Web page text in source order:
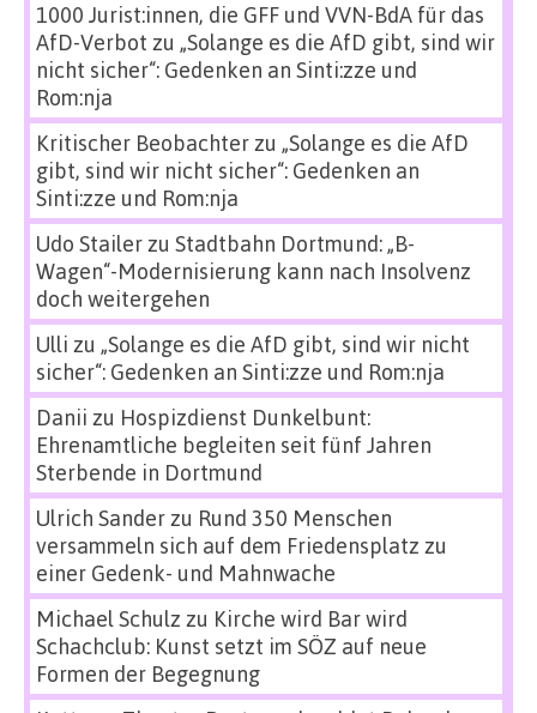
1000 Jurist:innen, die GFF und VVN-BdA für das
AfD-Verbot zu „Solange es die AfD gibt, sind wir
nicht sicher“: Gedenken an Sinti:zze und
Rom:nja
Kritischer Beobachterzu „Solange es die AfD
gibt, sind wir nicht sicher“: Gedenken an
Sinti:zze und Rom:nja
Udo Stailerzu Stadtbahn Dortmund: „B-
Wagen“-Modernisierung kann nach Insolvenz
doch weitergehen
Ulli zu „Solange es die AfD gibt, sind wir nicht
sicher“: Gedenken an Sinti:zze und Rom:nja
Danii zu Hospizdienst Dunkelbunt:
Ehrenamtliche begleiten seit fünf Jahren
Sterbende in Dortmund
Ulrich Sanderzu Rund 350 Menschen
versammeln sich auf dem Friedensplatz zu
einer Gedenk- und Mahnwache
Michael Schulz zu Kirche wird Bar wird
Schachclub: Kunst setzt im SÖZ auf neue
Formen der Begegnung